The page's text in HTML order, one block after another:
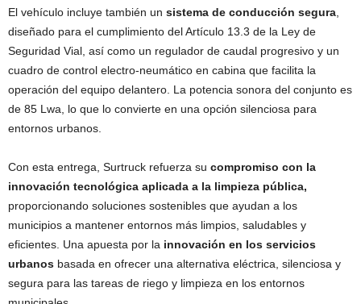
El vehículo incluye también un sistema de conducción segura,
diseñado para el cumplimiento del Artículo 13.3 de la Ley de
Seguridad Vial, así como un regulador de caudal progresivo y un
cuadro de control electro-neumático en cabina que facilita la
operación del equipo delantero. La potencia sonora del conjunto es
de 85 Lwa, lo que lo convierte en una opción silenciosa para
entornos urbanos.
Con esta entrega, Surtruck refuerza su compromiso con la
innovación tecnológica aplicada a la limpieza pública,
proporcionando soluciones sostenibles que ayudan a los
municipios a mantener entornos más limpios, saludables y
eficientes. Una apuesta por la innovación en los servicios
urbanos basada en ofrecer una alternativa eléctrica, silenciosa y
segura para las tareas de riego y limpieza en los entornos